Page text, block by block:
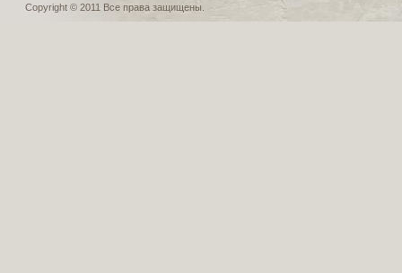
Copyright © 2011 Все права защищены.